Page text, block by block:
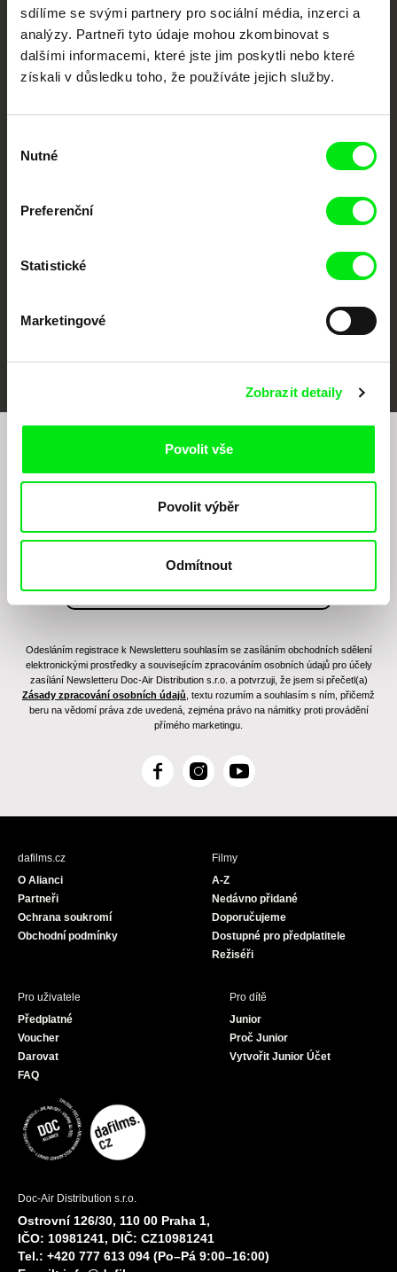
sdílíme se svými partnery pro sociální média, inzerci a
analýzy. Partneři tyto údaje mohou zkombinovat s
dalšími informacemi, které jste jim poskytli nebo které
získali v důsledku toho, že používáte jejich služby.
souhlasu
Nutné
Preferenční
Statistické
Marketingové
Zobrazit detaily
Povolit vše
Povolit výběr
Odmítnout
Členové Doc Alliance
Chcete být pravidelně informováni o našem
filmovém programu?
Odesláním registrace k Newsletteru souhlasím se zasíláním obchodních sdělení
elektronickými prostředky a souvisejícím zpracováním osobních údajů pro účely
zasílání Newsletteru Doc-Air Distribution s.r.o. a potvrzuji, že jsem si přečetl(a)
Zásady zpracování osobních údajů , textu rozumím a souhlasím s ním, přičemž
beru na vědomí práva zde uvedená, zejména právo na námitky proti provádění
přímého marketingu.
F
c
I
s
Y
u
dafilms.cz
O Alianci
Partneři
Ochrana soukromí
Obchodní podmínky
Filmy
A-Z
Nedávno přidané
Doporučujeme
Dostupné pro předplatitele
Režiséři
Pro uživatele
Předplatné
Voucher
Darovat
FAQ
Pro dítě
Junior
Proč Junior
Vytvořit Junior Účet
Doc-Air Distribution s.r.o.
Ostrovní 126/30, 110 00 Praha 1,
IČO: 10981241, DIČ: CZ10981241
Tel.: +420 777 613 094 (Po–Pá 9:00–16:00)